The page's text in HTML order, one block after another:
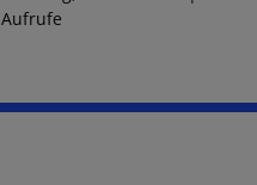
Aufrufe